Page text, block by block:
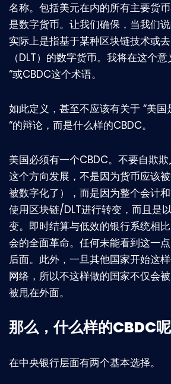
名称。包括美元在内的所有主要货
是数字货币。让我们确保，当我们
实际上是指基于某种区块链技术或
（DLT）的数字货币。我将在这个
“或CBDC这个术语。
如此定义，甚至不应该有关于 “美
“的辩论，而是什么样的CBDC。
美国必须有一个CBDC。不要自欺
这个方向发展，不是因为货币应该
被数字化了），而是因为整个会计
使用区块链/DLT进行转变，而且是
变。即时结算与低效的银行系统相
会的全面革命。任何未能看到这一
后面。此外，一旦其他国家开始这
网络，所以不这样做的国家不仅会
被甩在外面。
那么，什么样的CBDC
在中央银行层面有两个基本选择。